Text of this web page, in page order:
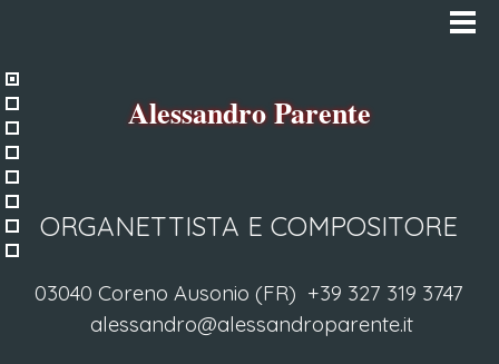
Salta menù
Alessandro Parente
ORGANETTISTA E COMPOSITORE
03040 Coreno Ausonio (FR) +39 327 319 3747
alessandro@alessandroparente.it